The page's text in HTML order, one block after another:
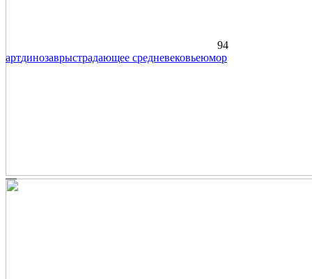
94
артдинозаврыстрадающее средневековьеюмор
—